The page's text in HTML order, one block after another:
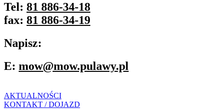
Tel: 81 886-34-18
fax: 81 886-34-19
Napisz:
E: mow@mow.pulawy.pl
AKTUALNOŚCI
KONTAKT / DOJAZD